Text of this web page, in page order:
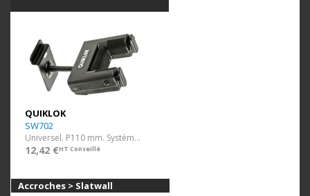
QUIKLOK
SW702
Universel. P110 mm. Système autobloquant.
12,42 €HT Conseillé
Accroches > Slatwall